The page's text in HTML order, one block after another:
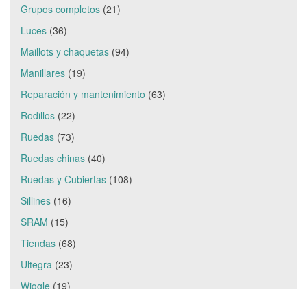
Grupos completos (21)
Luces (36)
Maillots y chaquetas (94)
Manillares (19)
Reparación y mantenimiento (63)
Rodillos (22)
Ruedas (73)
Ruedas chinas (40)
Ruedas y Cubiertas (108)
Sillines (16)
SRAM (15)
Tiendas (68)
Ultegra (23)
Wiggle (19)